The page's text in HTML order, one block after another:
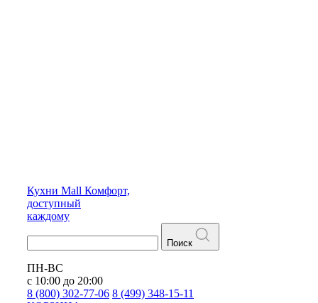
Кухни Mall Комфорт,
доступный
каждому
Поиск
ПН-ВС
с 10:00 до 20:00
8 (800) 302-77-06 8 (499) 348-15-11